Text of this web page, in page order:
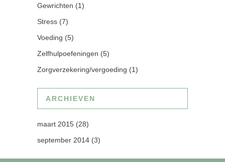
Gewrichten (1)
Stress (7)
Voeding (5)
Zelfhulpoefeningen (5)
Zorgverzekering/vergoeding (1)
ARCHIEVEN
maart 2015 (28)
september 2014 (3)